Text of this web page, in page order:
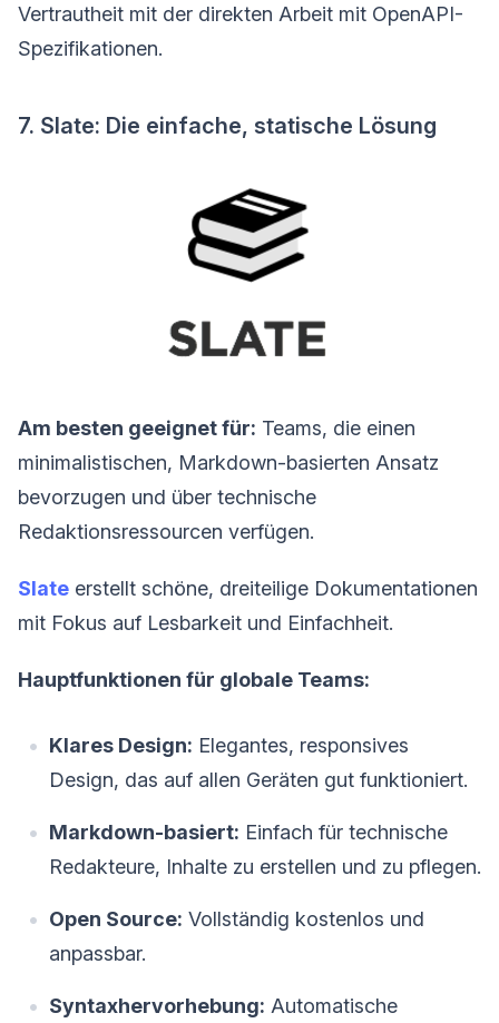
Vertrautheit mit der direkten Arbeit mit OpenAPI-
Spezifikationen.
7. Slate: Die einfache, statische Lösung
Am besten geeignet für: Teams, die einen
minimalistischen, Markdown-basierten Ansatz
bevorzugen und über technische
Redaktionsressourcen verfügen.
Slate erstellt schöne, dreiteilige Dokumentationen
mit Fokus auf Lesbarkeit und Einfachheit.
Hauptfunktionen für globale Teams:
Klares Design: Elegantes, responsives
Design, das auf allen Geräten gut funktioniert.
Markdown-basiert: Einfach für technische
Redakteure, Inhalte zu erstellen und zu pflegen.
Open Source: Vollständig kostenlos und
anpassbar.
Syntaxhervorhebung: Automatische